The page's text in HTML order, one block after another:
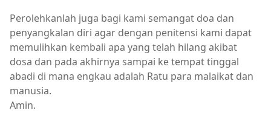
Perolehkanlah juga bagi kami semangat doa dan
penyangkalan diri agar dengan penitensi kami dapat
memulihkan kembali apa yang telah hilang akibat
dosa dan pada akhirnya sampai ke tempat tinggal
abadi di mana engkau adalah Ratu para malaikat dan
manusia.
Amin.